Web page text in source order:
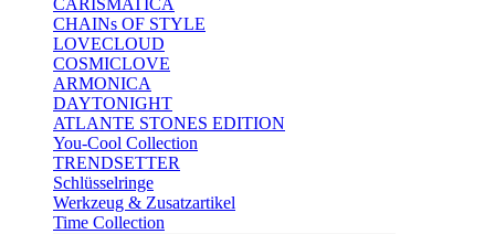
CARISMATICA
CHAINs OF STYLE
LOVECLOUD
COSMICLOVE
ARMONICA
DAYTONIGHT
ATLANTE STONES EDITION
You-Cool Collection
TRENDSETTER
Schlüsselringe
Werkzeug & Zusatzartikel
Time Collection